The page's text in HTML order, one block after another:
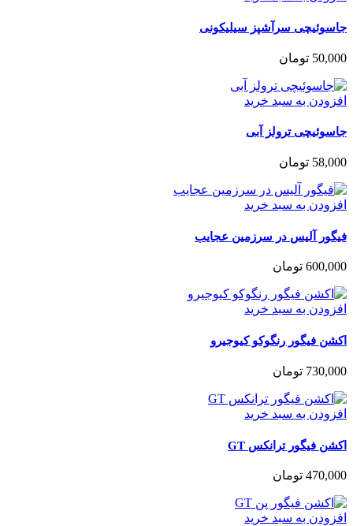
جاسوئیچی سرآشپز سیلیکونی
50,000 تومان
افزودن به سبد خرید
جاسوئیچی ترولز آبی
58,000 تومان
افزودن به سبد خرید
فیگور آلیس در سرزمین عجایب
600,000 تومان
افزودن به سبد خرید
اکشن فیگور رنگوکو کیوجیرو
730,000 تومان
افزودن به سبد خرید
اکشن فیگور ترانکس GT
470,000 تومان
افزودن به سبد خرید